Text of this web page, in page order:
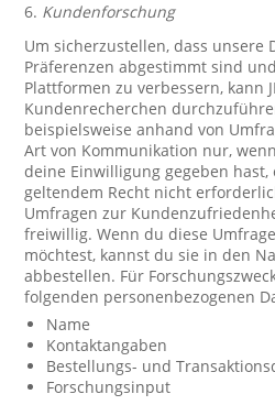
6. Kundenforschung
Um sicherzustellen, dass unsere
Präferenzen abgestimmt sind
Plattformen zu verbessern, kann
Kundenrecherchen
beispielsweise anhand von
Art von Kommunikation nur,
deine Einwilligung gegeben hast,
geltendem Recht nicht
Umfragen zur
freiwillig. Wenn du diese
möchtest, kannst du sie in den
abbestellen. Für
folgenden personenbezogenen
Name
Kontaktangaben
Bestellungs- und
Forschungsinput